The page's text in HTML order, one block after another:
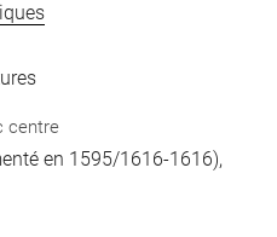
centre
en 1595/1616-1616),